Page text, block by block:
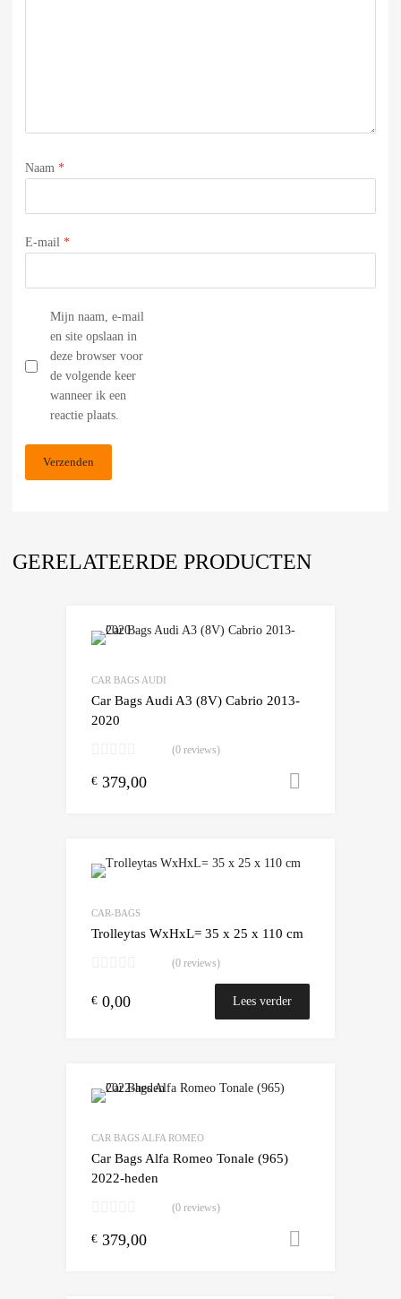
Naam *
E-mail *
Mijn naam, e-mail
en site opslaan in
deze browser voor
de volgende keer
wanneer ik een
reactie plaats.
GERELATEERDE PRODUCTEN
CAR BAGS AUDI
Car Bags Audi A3 (8V) Cabrio 2013-
2020
(0 reviews)
€ 379,00
CAR-BAGS
Trolleytas WxHxL= 35 x 25 x 110 cm
(0 reviews)
€ 0,00 Lees verder
CAR BAGS ALFA ROMEO
Car Bags Alfa Romeo Tonale (965)
2022-heden
(0 reviews)
€ 379,00